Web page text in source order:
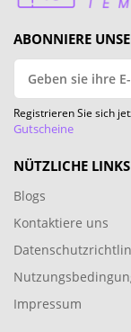
ABONNIERE
Registrieren Sie sich
Gutscheine
NÜTZLICHE LINKS
Blogs
Kontaktiere uns
Impressum